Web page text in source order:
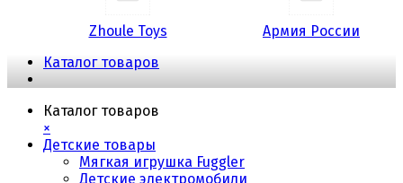
Zhoule Toys
Армия России
Каталог товаров
Каталог товаров
×
Детские товары
Мягкая игрушка Fuggler
Детские электромобили